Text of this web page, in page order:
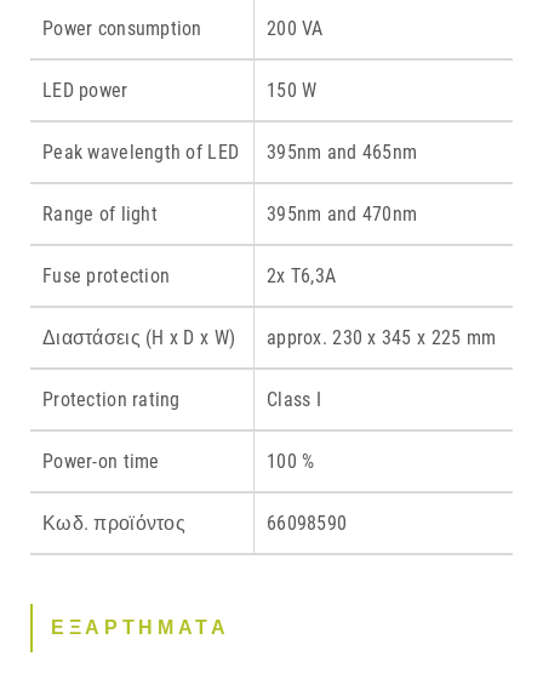
Power consumption 200 VA
LED power 150 W
Peak wavelength of LED 395nm and 465nm
Range of light 395nm and 470nm
Fuse protection 2x T6,3A
Διαστάσεις (H x D x W) approx. 230 x 345 x 225 mm
Protection rating Class I
Power-on time 100 %
Κωδ. προϊόντος 66098590
ΕΞΑΡΤΗΜΑΤΑ